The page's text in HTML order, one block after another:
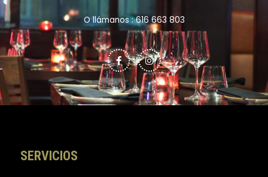
O llámanos : 616 663 803
a
c
e
b
o
o
k
I
n
s
t
a
g
r
a
SERVICIOS